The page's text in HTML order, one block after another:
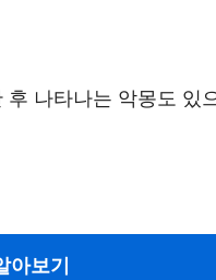
나타나는 악몽도 있
아보기